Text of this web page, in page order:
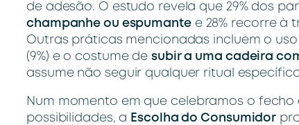
de adesão. O estudo revela que 29% dos
champanhe ou espumantee 28% recorre à
Outras práticas mencionadas incluem o
(9%) e o costume de subir a uma cadeira
assume não seguir qualquer ritual
Num momento em que celebramos o
possibilidades, a Escolha do Consumidor